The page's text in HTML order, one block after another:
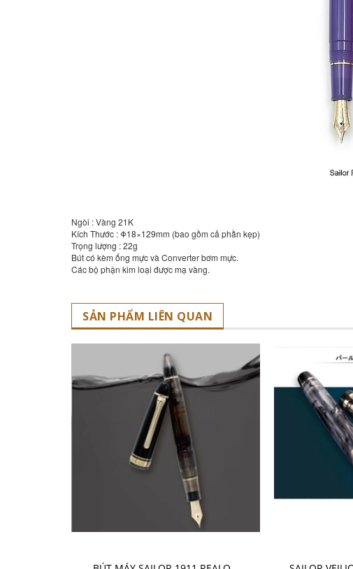
Ngòi : Vàng 21K
Kích Thước : Φ18×129mm (bao gồm cả phần kẹp)
Trọng lượng : 22g
Bút có kèm ống mực và Converter bơm mực.
Các bộ phận kim loại được mạ vàng.
SẢN PHẨM LIÊN QUAN